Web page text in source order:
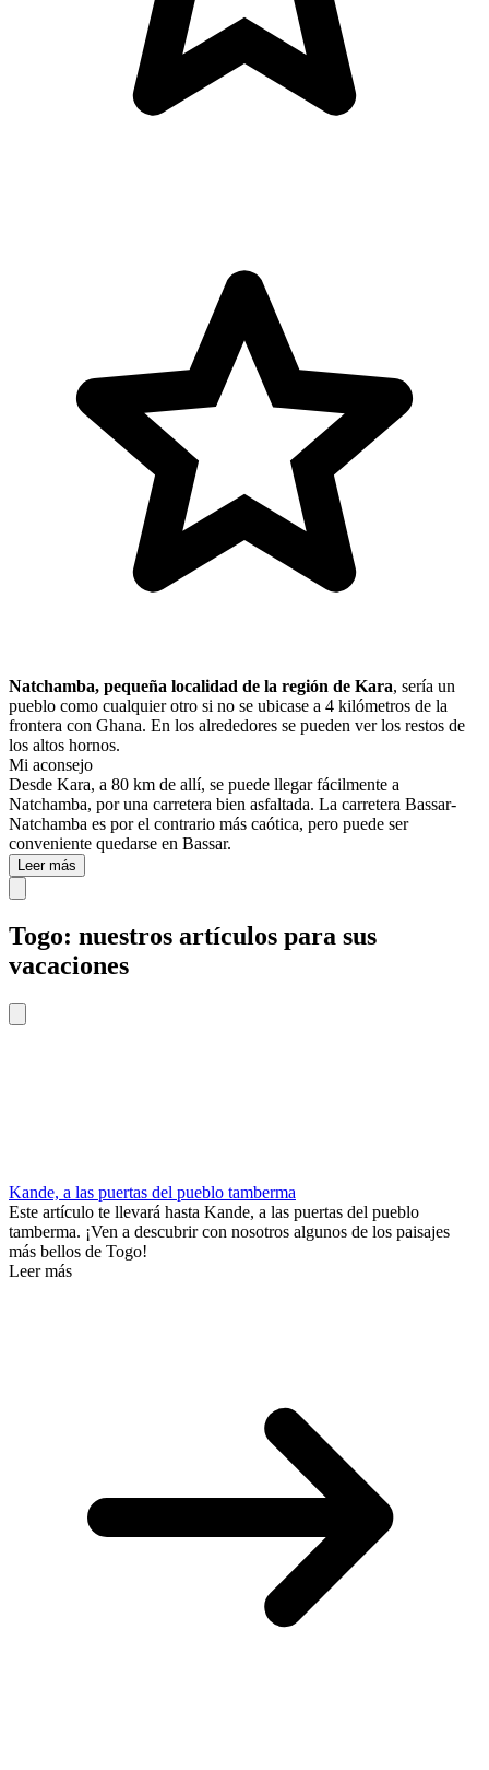
Natchamba, pequeña localidad de la región de Kara, sería un
pueblo como cualquier otro si no se ubicase a 4 kilómetros de la
frontera con Ghana. En los alrededores se pueden ver los restos de
los altos hornos.
Mi aconsejo
Desde Kara, a 80 km de allí, se puede llegar fácilmente a
Natchamba, por una carretera bien asfaltada. La carretera Bassar-
Natchamba es por el contrario más caótica, pero puede ser
conveniente quedarse en Bassar.
Leer más
Togo: nuestros artículos para sus
vacaciones
Kande, a las puertas del pueblo tamberma
Este artículo te llevará hasta Kande, a las puertas del pueblo
tamberma. ¡Ven a descubrir con nosotros algunos de los paisajes
más bellos de Togo!
Leer más